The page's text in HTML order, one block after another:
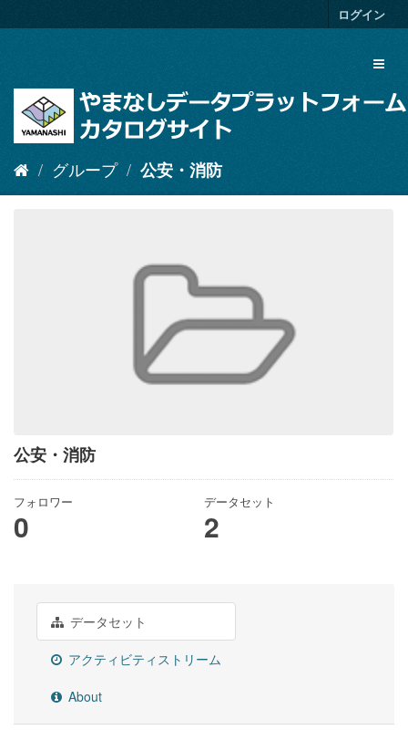
キ
ログイン
グループ 公安・消防
公安・消防
フォロワー
0
データセット
2
データセット
アクティビティストリーム
About